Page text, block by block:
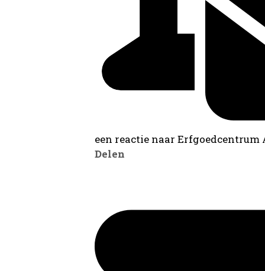
een reactie naar
Delen